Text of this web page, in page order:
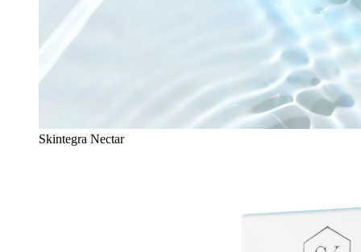
Skintegra Nectar